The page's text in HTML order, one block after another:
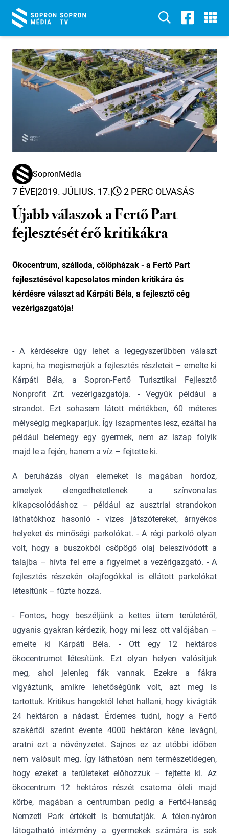
SopronMédia
7 ÉVE|2019. JÚLIUS. 17.| 2 PERC OLVASÁS
Újabb válaszok a Fertő Part
fejlesztését érő kritikákra
Ökocentrum, szálloda, cölöpházak - a Fertő Part
fejlesztésével kapcsolatos minden kritikára és
kérdésre választ ad Kárpáti Béla, a fejlesztő cég
vezérigazgatója!
- A kérdésekre úgy lehet a legegyszerűbben választ
kapni, ha megismerjük a fejlesztés részleteit – emelte ki
Kárpáti Béla, a Sopron-Fertő Turisztikai Fejlesztő
Nonprofit Zrt. vezérigazgatója. - Vegyük például a
strandot. Ezt sohasem látott mértékben, 60 méteres
mélységig megkaparjuk. Így iszapmentes lesz, ezáltal ha
például belemegy egy gyermek, nem az iszap folyik
majd le a fején, hanem a víz – fejtette ki.
A beruházás olyan elemeket is magában hordoz,
amelyek elengedhetetlenek a színvonalas
kikapcsolódáshoz – például az ausztriai strandokon
láthatókhoz hasonló - vizes játszótereket, árnyékos
helyeket és minőségi parkolókat. - A régi parkoló olyan
volt, hogy a buszokból csöpögő olaj beleszívódott a
talajba – hívta fel erre a figyelmet a vezérigazgató. - A
fejlesztés részekén olajfogókkal is ellátott parkolókat
létesítünk – fűzte hozzá.
- Fontos, hogy beszéljünk a kettes ütem területéről,
ugyanis gyakran kérdezik, hogy mi lesz ott valójában –
emelte ki Kárpáti Béla. - Ott egy 12 hektáros
ökocentrumot létesítünk. Ezt olyan helyen valósítjuk
meg, ahol jelenleg fák vannak. Ezekre a fákra
vigyáztunk, amikre lehetőségünk volt, azt meg is
tartottuk. Kritikus hangoktól lehet hallani, hogy kivágták
24 hektáron a nádast. Érdemes tudni, hogy a Fertő
szakértői szerint évente 4000 hektáron kéne levágni,
aratni ezt a növényzetet. Sajnos ez az utóbbi időben
nem valósult meg. Így láthatóan nem természetidegen,
hogy ezeket a területeket előhozzuk – fejtette ki. Az
ökocentrum 12 hektáros részét csatorna öleli majd
körbe, magában a centrumban pedig a Fertő-Hanság
Nemzeti Park értékeit is bemutatják. A télen-nyáron
látogatható intézmény a gyermekek számára is sok